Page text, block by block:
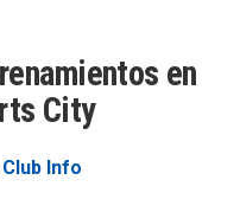
en
City
Info